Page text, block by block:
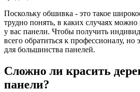
Поскольку обшивка - это такое
трудно понять, в каких случаях
у вас панели. Чтобы получить
всего обратиться к профессионалу, но
для большинства панелей.
Сложно ли красить
панели?